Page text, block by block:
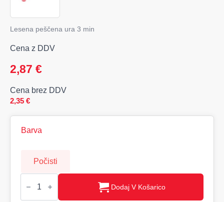
Lesena peščena ura 3 min
Cena z DDV
2,87 €
Cena brez DDV
2,35 €
Barva
Počisti
CI
Dodaj V Košarico